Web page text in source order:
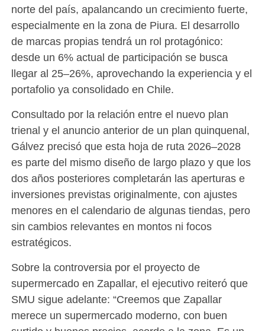
norte del país, apalancando un crecimiento fuerte,
especialmente en la zona de Piura. El desarrollo
de marcas propias tendrá un rol protagónico:
desde un 6% actual de participación se busca
llegar al 25–26%, aprovechando la experiencia y el
portafolio ya consolidado en Chile.
Consultado por la relación entre el nuevo plan
trienal y el anuncio anterior de un plan quinquenal,
Gálvez precisó que esta hoja de ruta 2026–2028
es parte del mismo diseño de largo plazo y que los
dos años posteriores completarán las aperturas e
inversiones previstas originalmente, con ajustes
menores en el calendario de algunas tiendas, pero
sin cambios relevantes en montos ni focos
estratégicos.
Sobre la controversia por el proyecto de
supermercado en Zapallar, el ejecutivo reiteró que
SMU sigue adelante: “Creemos que Zapallar
merece un supermercado moderno, con buen